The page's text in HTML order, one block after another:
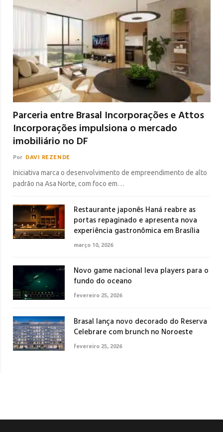
Parceria entre Brasal Incorporações e Attos
Incorporações impulsiona o mercado
imobiliário no DF
Por DAVI REZENDE
Iniciativa marca o desenvolvimento de empreendimento de alto
padrão na Asa Norte, com foco em…
Restaurante japonês Haná reabre as
portas repaginado e apresenta nova
experiência gastronômica em Brasília
março 10, 2026
Novo game nacional leva players para o
fundo do oceano
fevereiro 25, 2026
Brasal lança novo decorado do Reserva
Celebrare com brunch no Noroeste
fevereiro 25, 2026